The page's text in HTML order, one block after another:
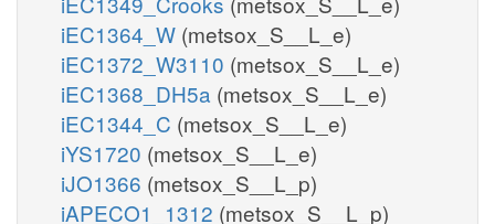
iEC1364_W (metsox_S__L_e)
iEC1372_W3110 (metsox_S__L_e)
iEC1368_DH5a (metsox_S__L_e)
iEC1344_C (metsox_S__L_e)
iYS1720 (metsox_S__L_e)
iJO1366 (metsox_S__L_p)
iAPECO1_1312 (metsox_S__L_p)